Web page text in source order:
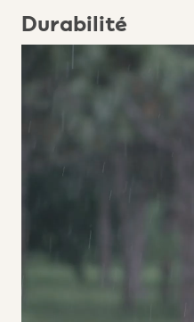
Durabilité